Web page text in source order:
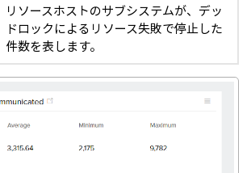
リソースホストのサブシステムが、デッ
ドロックによるリソース失敗で停止した
件数を表します。